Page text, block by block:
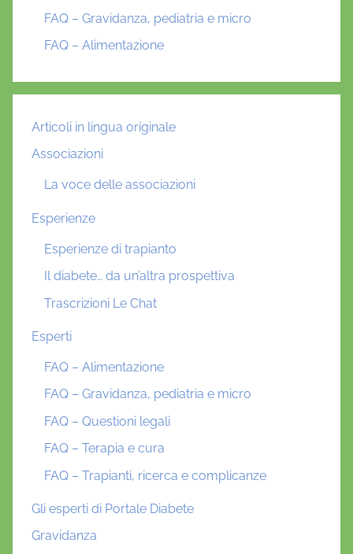
FAQ – Gravidanza, pediatria e micro
FAQ – Alimentazione
Articoli in lingua originale
Associazioni
La voce delle associazioni
Esperienze
Esperienze di trapianto
Il diabete… da un’altra prospettiva
Trascrizioni Le Chat
Esperti
FAQ – Alimentazione
FAQ – Gravidanza, pediatria e micro
FAQ – Questioni legali
FAQ – Terapia e cura
FAQ – Trapianti, ricerca e complicanze
Gli esperti di Portale Diabete
Gravidanza